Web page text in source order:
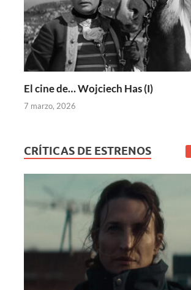
El cine de… Wojciech Has (I)
7 marzo, 2026
CRÍTICAS DE ESTRENOS